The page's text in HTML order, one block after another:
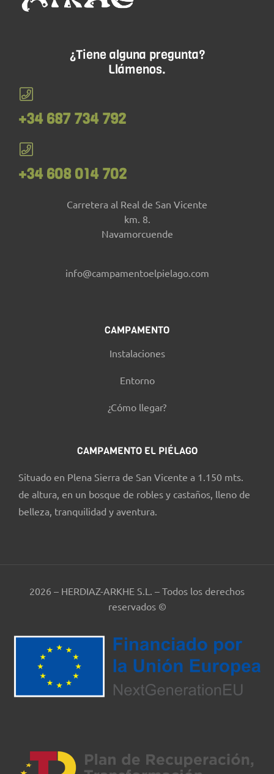
¿Tiene alguna pregunta?
Llámenos.
+34 687 734 792
+34 608 014 702
Carretera al Real de San Vicente
km. 8.
Navamorcuende
info@campamentoelpielago.com
CAMPAMENTO
Instalaciones
Entorno
¿Cómo llegar?
CAMPAMENTO EL PIÉLAGO
Situado en Plena Sierra de San Vicente a 1.150 mts.
de altura, en un bosque de robles y castaños, lleno de
belleza, tranquilidad y aventura.
2026 – HERDIAZ-ARKHE S.L. – Todos los derechos
reservados ©